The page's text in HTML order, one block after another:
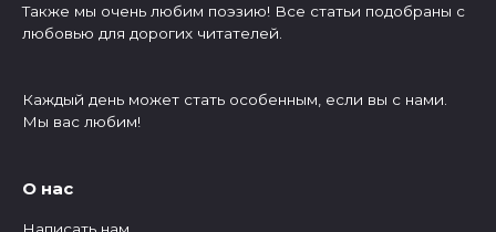
Также мы очень любим поэзию! Все статьи подобраны с
любовью для дорогих читателей.
Каждый день может стать особенным, если вы с нами.
Мы вас любим!
О нас
Написать нам